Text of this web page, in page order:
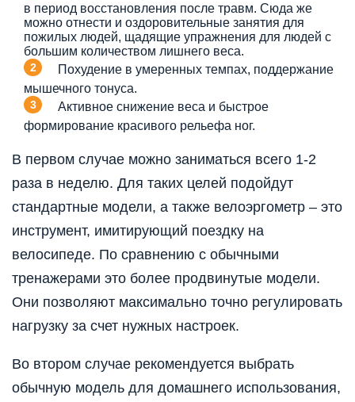
в период восстановления после травм. Сюда же
можно отнести и оздоровительные занятия для
пожилых людей, щадящие упражнения для людей с
большим количеством лишнего веса.
Похудение в умеренных темпах, поддержание
мышечного тонуса.
Активное снижение веса и быстрое
формирование красивого рельефа ног.
В первом случае можно заниматься всего 1-2
раза в неделю. Для таких целей подойдут
стандартные модели, а также велоэргометр – это
инструмент, имитирующий поездку на
велосипеде. По сравнению с обычными
тренажерами это более продвинутые модели.
Они позволяют максимально точно регулировать
нагрузку за счет нужных настроек.
Во втором случае рекомендуется выбрать
обычную модель для домашнего использования,